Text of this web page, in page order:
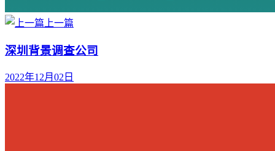
上一篇
深圳背景调查公司
2022年12月02日